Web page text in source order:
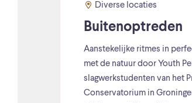
Diverse locaties
Buitenoptreden
Aanstekelijke ritmes in
met de natuur door Youth
slagwerkstudenten van het
Conservatorium in